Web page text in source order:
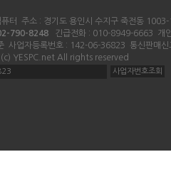
퓨터 주소 : 경기도 용인시 수지구 죽전동
790-8248
긴급전화 : 010-8949-6663 개
사업자등록번호 : 142-06-36823 통신판매
YESPC.net All rights reserved